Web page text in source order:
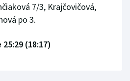
7/3, Krajčovičová,
po 3.
(18:17)